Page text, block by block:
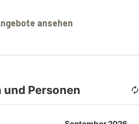
ansehen
und Personen